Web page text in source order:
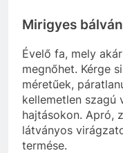
Mirigyes
Évelő fa, mely
megnőhet. Kérge
méretűek,
kellemetlen szagú
hajtásokon. Apró,
látványos
termése.